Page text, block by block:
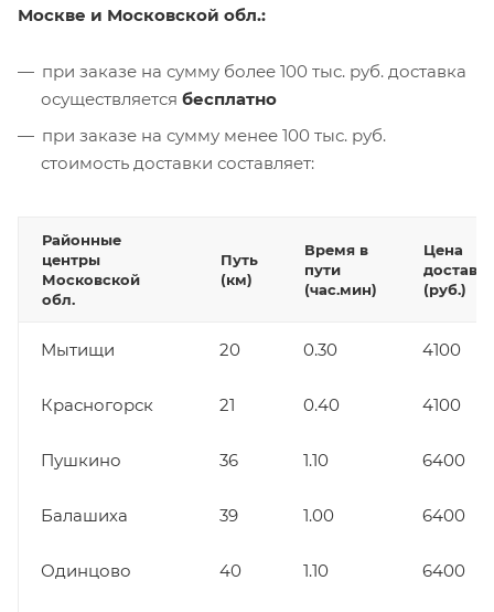
Москве и Московской обл.:
при заказе на сумму более 100 тыс. руб. доставка
осуществляется бесплатно
при заказе на сумму менее 100 тыс. руб.
стоимость доставки составляет:
Районные
центры
Московской
обл.
Путь
(км)
Время в
пути
(час.мин)
Цена
(руб.)
Мытищи 20 0.30 4100
Красногорск 21 0.40 4100
Пушкино 36 1.10 6400
Балашиха 39 1.00 6400
Одинцово 40 1.10 6400